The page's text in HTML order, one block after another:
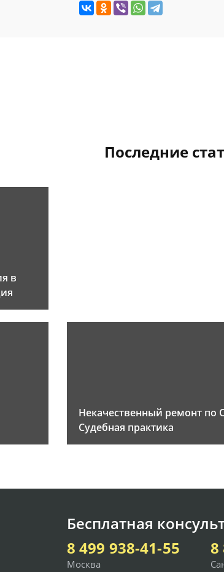
Последние
в
Некачественный ремонт по
Судебная практика
Бесплатная
8 499 938-41-55
Москва
8